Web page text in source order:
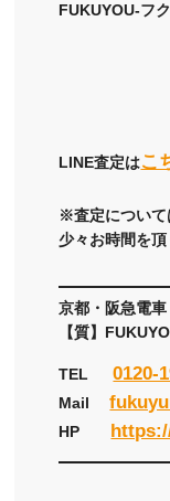
FUKUYOU-フ
LINE査定はこ
※査定について
少々お時間を頂
京都・阪急電
【質】
TEL0120-
Mail
HP